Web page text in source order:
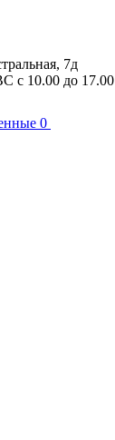
7д
с 10.00 до 17.00
0